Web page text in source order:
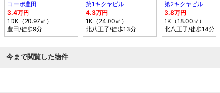
コーポ豊田
3.4万円
1DK（20.97㎡）
豊田/徒歩9分
第1キクヤビル
4.3万円
1K（24.00㎡）
北八王子/徒歩13分
第2キクヤビル
3.8万円
1K（18.00㎡）
北八王子/徒歩14分
今まで閲覧した物件